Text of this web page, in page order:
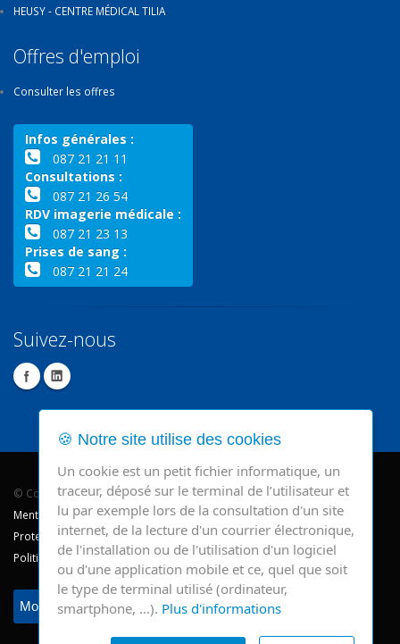
HEUSY - CENTRE MÉDICAL TILIA
Offres d'emploi
Consulter les offres
Infos générales :
087 21 21 11
Consultations :
087 21 26 54
RDV imagerie médicale :
087 21 23 13
Prises de sang :
087 21 21 24
Suivez-nous
© Copyright 2026 - CHR Verviers.
Mentions légales
Protection des données
Politique de cookie
Modifier mes préférences
🍪 Notre site utilise des cookies
Un cookie est un petit fichier informatique, un
traceur, déposé sur le terminal de l’utilisateur et
lu par exemple lors de la consultation d'un site
internet, de la lecture d'un courrier électronique,
de l'installation ou de l'utilisation d'un logiciel
ou d'une application mobile et ce, quel que soit
le type de terminal utilisé (ordinateur,
smartphone, …). Plus d'informations